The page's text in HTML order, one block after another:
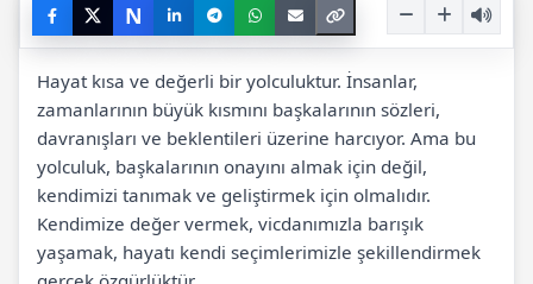
N
Hayat kısa ve değerli bir yolculuktur. İnsanlar,
zamanlarının büyük kısmını başkalarının sözleri,
davranışları ve beklentileri üzerine harcıyor. Ama bu
yolculuk, başkalarının onayını almak için değil,
kendimizi tanımak ve geliştirmek için olmalıdır.
Kendimize değer vermek, vicdanımızla barışık
yaşamak, hayatı kendi seçimlerimizle şekillendirmek